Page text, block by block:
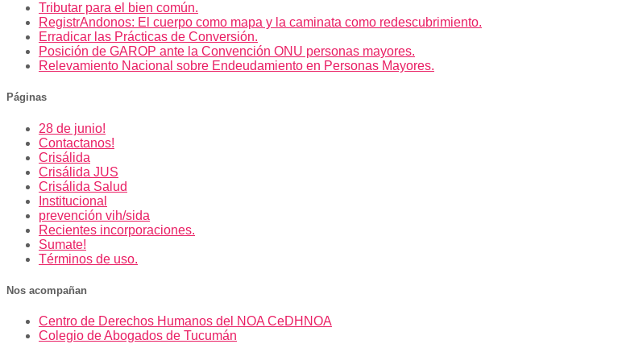
Tributar para el bien común.
RegistrAndonos: El cuerpo como mapa y la caminata como redescubrimiento.
Erradicar las Prácticas de Conversión.
Posición de GAROP ante la Convención ONU personas mayores.
Relevamiento Nacional sobre Endeudamiento en Personas Mayores.
Páginas
28 de junio!
Contactanos!
Crisálida
Crisálida JUS
Crisálida Salud
Institucional
prevención vih/sida
Recientes incorporaciones.
Sumate!
Términos de uso.
Nos acompañan
Centro de Derechos Humanos del NOA CeDHNOA
Colegio de Abogados de Tucumán